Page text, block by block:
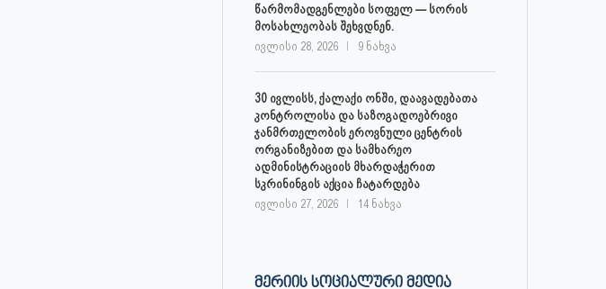
წარმომადგენლები სოფელ — სორის
მოსახლეობას შეხვდნენ.
ივლისი 28, 2026 9 ნახვა
30 ივლისს, ქალაქი ონში, დაავადებათა
კონტროლისა და საზოგადოებრივი
ჯანმრთელობის ეროვნული ცენტრის
ორგანიზებით და სამხარეო
ადმინისტრაციის მხარდაჭერით
სკრინინგის აქცია ჩატარდება
ივლისი 27, 2026 14 ნახვა
ᲛᲔᲠᲘᲘᲡ ᲡᲝᲪᲘᲐᲚᲣᲠᲘ ᲛᲔᲓᲘᲐ